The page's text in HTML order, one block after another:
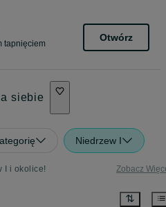
tapnięciem
Otwórz
siebie
Niedrzew I
I i okolice! Zobacz